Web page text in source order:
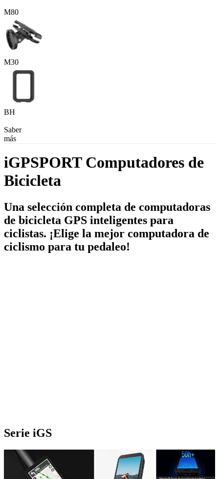
M80
M30
BH
Saber
más
iGPSPORT Computadores de
Bicicleta
Una selección completa de computadoras
de bicicleta GPS inteligentes para
ciclistas. ¡Elige la mejor computadora de
ciclismo para tu pedaleo!
Serie iGS